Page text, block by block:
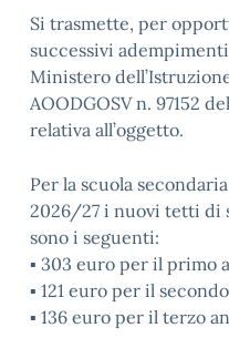
Si trasmette, per
successivi
Ministero
AOODGOSV n. 97152
relativa all’oggetto.
Per la scuola
2026/27 i nuovi tetti di
sono i seguenti:
▪ 303 euro per il primo
▪ 121 euro per il
▪ 136 euro per il terzo